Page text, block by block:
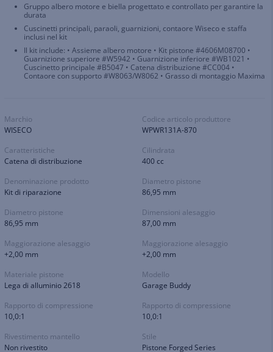
Gruppo albero motore e biella progettato e controllato per garantire la
durata
Cuscinetti principali, paraoli, guarnizioni, contaore Wiseco e staffa
inclusi nel kit
Il kit include: • Assieme albero motore • Kit pistone #4606M08700 •
Guarnizione superiore #W5942 • Guarnizione inferiore #WB1021 •
Cuscinetto principale #B5047 • Catena distribuzione #CC004 •
Contaore con supporto #W8063/W8062 • Grasso di montaggio Maxima
Marchio
WISECO
Codice articolo produttore
WPWR131A-870
Caratteristiche
Catena di distribuzione
Cilindrata
400 cc
Denominazione prodotto
Kit di riparazione
Diametro pistone
86,95 mm
Diametro pistone
86,95 mm
Dimensioni alesaggio
87,00 mm
Maggiorazione alesaggio
+2,00 mm
Maggiorazione alesaggio
+2,00 mm
Materiale pistone
Lega di alluminio 2618
Modello
Garage Buddy
Rapporto di compressione
10,0:1
Rapporto di compressione
10,0:1
Rivestimento mantello
Non rivestito
Stile
Pistone Forged Series